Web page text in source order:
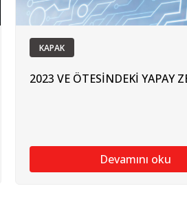
KAPAK
2023 VE ÖTESİNDEKİ YAPAY
Devamını oku